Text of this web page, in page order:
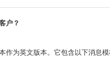
户？
为英文版本。它包含以下消息模